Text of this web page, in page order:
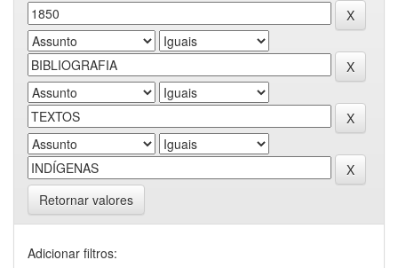
Retornar valores
Adicionar filtros: